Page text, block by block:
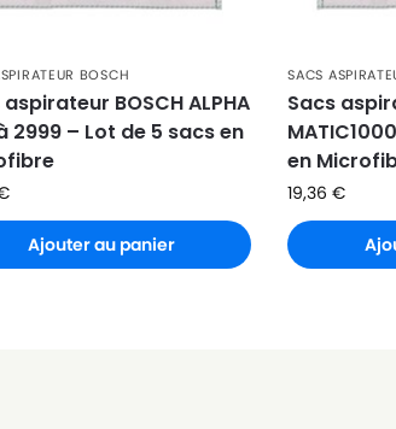
BOSCH
BOSCH ALPHA
2999 – Lot de 5 sacs en
Ajouter au panier
SACS
Sacs
en
19,36€